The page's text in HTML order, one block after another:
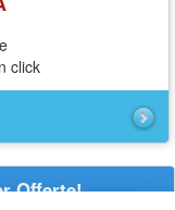
click
Offerte!